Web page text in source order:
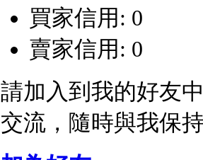
買家信用: 0
賣家信用: 0
請加入到我的好友
交流，隨時與我保